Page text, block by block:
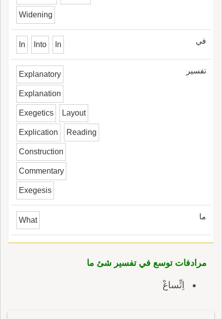
Widening
في In Into In
تفسير Explanatory
Explanation
Exegetics Layout
Explication Reading
Construction
Commentary
Exegesis
ما What
مرادفات توسع في تفسير شئ ما
اِتِّساعْ